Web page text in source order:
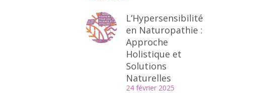
L’Hypersensibilité
en Naturopathie :
Approche
Holistique et
Solutions
Naturelles
24 février 2025